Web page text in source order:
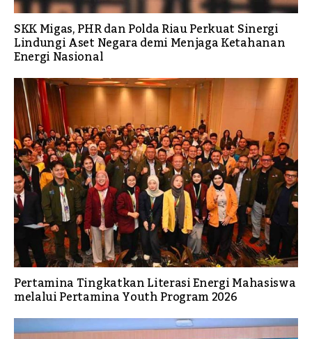
SKK Migas, PHR dan Polda Riau Perkuat Sinergi
Lindungi Aset Negara demi Menjaga Ketahanan
Energi Nasional
Pertamina Tingkatkan Literasi Energi Mahasiswa
melalui Pertamina Youth Program 2026